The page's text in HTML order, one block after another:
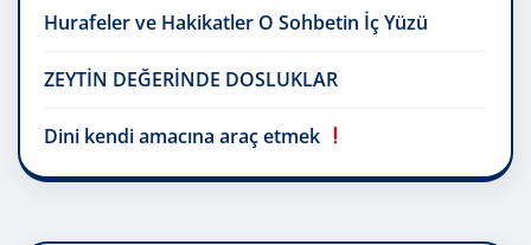
Hurafeler ve Hakikatler O Sohbetin İç Yüzü
ZEYTİN DEĞERİNDE DOSLUKLAR
Dini kendi amacına araç etmek